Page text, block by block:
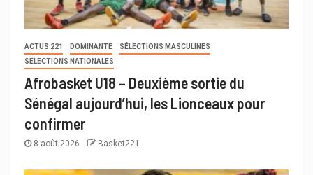
ACTUS 221 DOMINANTE
SÉLECTIONS MASCULINES
SÉLECTIONS NATIONALES
Afrobasket U18 – Deuxième sortie du
Sénégal aujourd’hui, les Lionceaux pour
confirmer
8 août 2026 Basket221